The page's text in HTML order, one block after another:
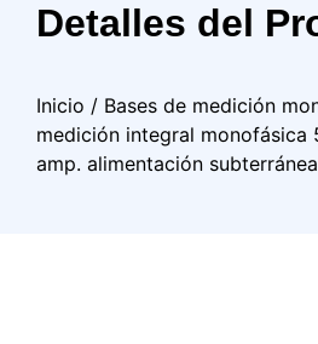
Detalles del
Inicio / Bases de medición
medición integral monofásica
amp. alimentación subterránea